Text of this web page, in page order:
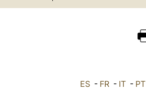
ES - FR - IT - PT